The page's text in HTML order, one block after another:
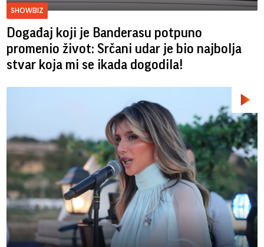
SHOWBIZ
Događaj koji je Banderasu potpuno
promenio život: Srčani udar je bio najbolja
stvar koja mi se ikada dogodila!